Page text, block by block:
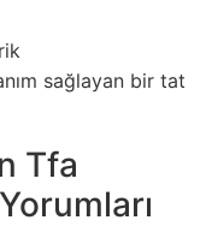
sağlayan bir tat
Tfa